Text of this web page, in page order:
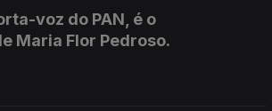
voz do PAN, é o
Maria Flor Pedroso.